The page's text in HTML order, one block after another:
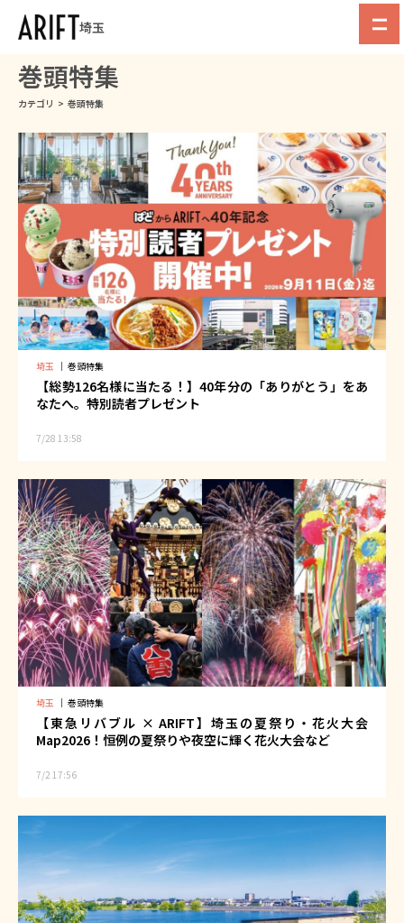
埼玉
巻頭特集
カテゴリ > 巻頭特集
埼玉 ｜ 巻頭特集
【総勢126名様に当たる！】40年分の「ありがとう」をあ
なたへ。特別読者プレゼント
7/28 13:58
埼玉 ｜ 巻頭特集
【東急リバブル × ARIFT】埼玉の夏祭り・花火大会
Map2026！恒例の夏祭りや夜空に輝く花火大会など
7/2 17:56